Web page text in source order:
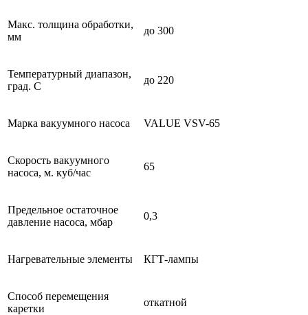
Макс. толщина обработки,
мм
до 300
Температурный диапазон,
град. С
до 220
Марка вакуумного насоса VALUE VSV-65
Скорость вакуумного
насоса, м. куб/час
65
Предельное остаточное
давление насоса, мбар
0,3
Нагревательные элементы КГТ-лампы
Способ перемещения
каретки
откатной